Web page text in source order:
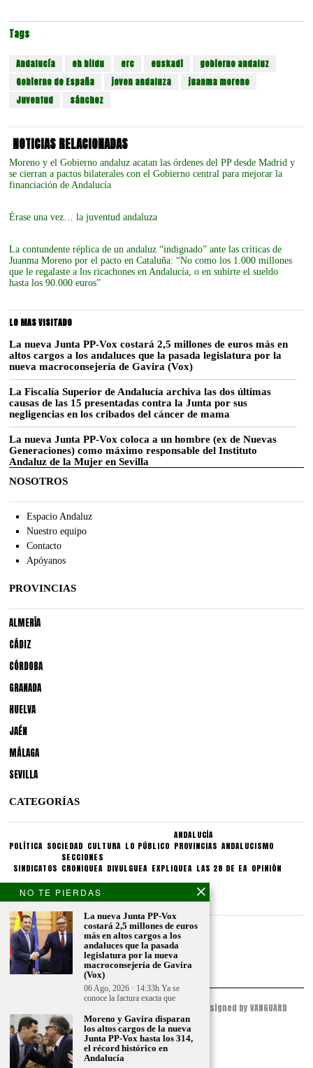
Tags
Andalucía eh bildu erc euskadi
gobierno andaluz
Gobierno de España
joven andaluza
juanma moreno
Juventud
sánchez
NOTICIAS RELACIONADAS
Moreno y el Gobierno andaluz acatan las órdenes del PP desde Madrid y
se cierran a pactos bilaterales con el Gobierno central para mejorar la
financiación de Andalucía
Érase una vez… la juventud andaluza
La contundente réplica de un andaluz “indignado” ante las críticas de
Juanma Moreno por el pacto en Cataluña: “No como los 1.000 millones
que le regalaste a los ricachones en Andalucía, o en subirte el sueldo
hasta los 90.000 euros”
LO MAS VISITADO
La nueva Junta PP-Vox costará 2,5 millones de euros más en
altos cargos a los andaluces que la pasada legislatura por la
nueva macroconsejería de Gavira (Vox)
La Fiscalía Superior de Andalucía archiva las dos últimas
causas de las 15 presentadas contra la Junta por sus
negligencias en los cribados del cáncer de mama
La nueva Junta PP-Vox coloca a un hombre (ex de Nuevas
Generaciones) como máximo responsable del Instituto
Andaluz de la Mujer en Sevilla
NOSOTROS
Espacio Andaluz
Nuestro equipo
Contacto
Apóyanos
PROVINCIAS
ALMERÍA
CÁDIZ
CÓRDOBA
GRANADA
HUELVA
JAÉN
MÁLAGA
SEVILLA
CATEGORÍAS
POLÍTICA SOCIEDAD CULTURA LO PÚBLICO
ANDALUCÍA
PROVINCIAS ANDALUCISMO
SINDICATOS
SECCIONES
CRONIQUEA DIVULGUEA EXPLIQUEA LAS 28 DE EA OPINIÓN
CONDICIONES LEGALES
Aviso legal
Politica de privacidad
Politica de condiciones
© 2023 - ESPACIO ANDALUZ - All Rights Reserved. Designed by VANGUARD
PEAK
NO TE PIERDAS
La nueva Junta PP-Vox
costará 2,5 millones de euros
más en altos cargos a los
andaluces que la pasada
legislatura por la nueva
macroconsejería de Gavira
(Vox)
06 Ago, 2026 · 14:33h Ya se
conoce la factura exacta que
Moreno y Gavira disparan
los altos cargos de la nueva
Junta PP-Vox hasta los 314,
el récord histórico en
Andalucía